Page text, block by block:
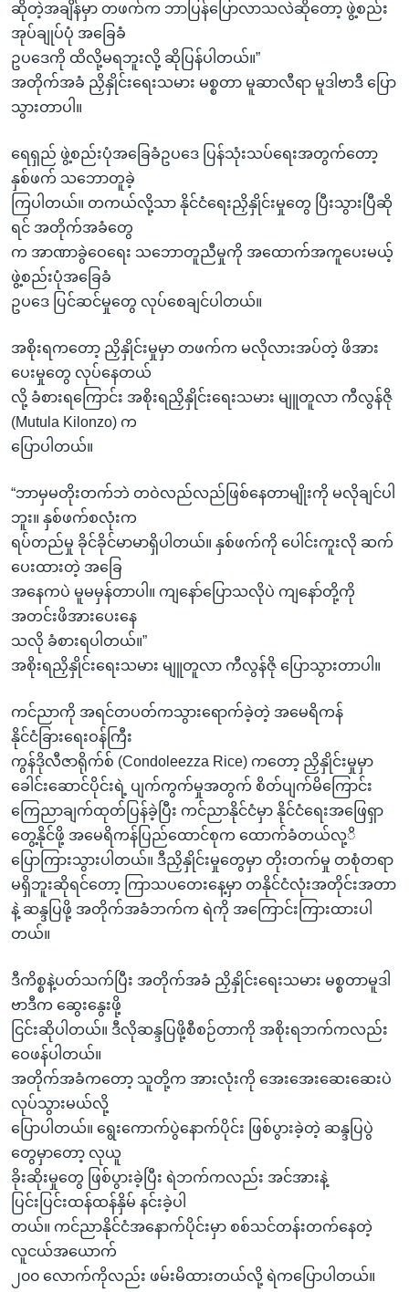
ဆိုတဲ့အချိန်မှာ တဖက်က ဘာပြန်ပြောလာသလဲဆိုတော့ ဖွဲ့စည်း
အုပ်ချုပ်ပုံ အခြေခံ
ဥပဒေကို ထိလို့မရဘူးလို့ ဆိုပြန်ပါတယ်။”
အတိုက်အခံ ညှိနှိုင်းရေးသမား မစ္စတာ မူဆာလီရာ မူဒါဗာဒီ ပြော
သွားတာပါ။
ရေရှည် ဖွဲ့စည်းပုံအခြေခံဥပဒေ ပြန်သုံးသပ်ရေးအတွက်တော့
နှစ်ဖက် သဘောတူခဲ့
ကြပါတယ်။ တကယ်လို့သာ နိုင်ငံရေးညှိနှိုင်းမှုတွေ ပြီးသွားပြီဆို
ရင် အတိုက်အခံတွေ
က အာဏာခွဲဝေရေး သဘောတူညီမှုကို အထောက်အကူပေးမယ့်
ဖွဲ့စည်းပုံအခြေခံ
ဥပဒေ ပြင်ဆင်မှုတွေ လုပ်စေချင်ပါတယ်။
အစိုးရကတော့ ညှိနှိုင်းမှုမှာ တဖက်က မလိုလားအပ်တဲ့ ဖိအား
ပေးမှုတွေ လုပ်နေတယ်
လို့ ခံစားရကြောင်း အစိုးရညှိနှိုင်းရေးသမား မျူတူလာ ကီလွန်ဇို
(Mutula Kilonzo) က
ပြောပါတယ်။
“ဘာမှမတိုးတက်ဘဲ တဝဲလည်လည်ဖြစ်နေတာမျိုးကို မလိုချင်ပါ
ဘူး။ နှစ်ဖက်စလုံးက
ရပ်တည်မှု ခိုင်ခိုင်မာမာရှိပါတယ်။ နှစ်ဖက်ကို ပေါင်းကူးလို ဆက်
ပေးထားတဲ့ အခြေ
အနေကပဲ မူမမှန်တာပါ။ ကျနော်ပြောသလိုပဲ ကျနော်တို့ကို
အတင်းဖိအားပေးနေ
သလို ခံစားရပါတယ်။”
အစိုးရညှိနှိုင်းရေးသမား မျူတူလာ ကီလွန်ဇို ပြောသွားတာပါ။
ကင်ညာကို အရင်တပတ်ကသွားရောက်ခဲ့တဲ့ အမေရိကန်
နိုင်ငံခြားရေးဝန်ကြီး
ကွန်ဒိုလီဇာရိုက်စ် (Condoleezza Rice) ကတော့ ညှိနှိုင်းမှုမှာ
ခေါင်းဆောင်ပိုင်းရဲ့ ပျက်ကွက်မှုအတွက် စိတ်ပျက်မိကြောင်း
ကြေညာချက်ထုတ်ပြန်ခဲ့ပြီး ကင်ညာနိုင်ငံမှာ နိုင်ငံရေးအဖြေရှာ
တွေ့နိုင်ဖို့ အမေရိကန်ပြည်ထောင်စုက ထောက်ခံတယ်လု့ိ
ပြောကြားသွားပါတယ်။ ဒီညှိနှိုင်းမှုတွေမှာ တိုးတက်မှု တစုံတရာ
မရှိဘူးဆိုရင်တော့ ကြာသပတေးနေ့မှာ တနိုင်ငံလုံးအတိုင်းအတာ
နဲ့ ဆန္ဒပြဖို့ အတိုက်အခံဘက်က ရဲကို အကြောင်းကြားထားပါ
တယ်။
ဒီကိစ္စနဲ့ပတ်သက်ပြီး အတိုက်အခံ ညှိနှိုင်းရေးသမား မစ္စတာမူဒါ
ဗာဒီက ဆွေးနွေးဖို့
ငြင်းဆိုပါတယ်။ ဒီလိုဆန္ဒပြဖို့စီစဉ်တာကို အစိုးရဘက်ကလည်း
ဝေဖန်ပါတယ်။
အတိုက်အခံကတော့ သူတို့က အားလုံးကို အေးအေးဆေးဆေးပဲ
လုပ်သွားမယ်လို့
ပြောပါတယ်။ ရွေးကောက်ပွဲနောက်ပိုင်း ဖြစ်ပွားခဲ့တဲ့ ဆန္ဒပြပွဲ
တွေမှာတော့ လုယူ
ခိုးဆိုးမှုတွေ ဖြစ်ပွားခဲ့ပြီး ရဲဘက်ကလည်း အင်အားနဲ့
ပြင်းပြင်းထန်ထန်နှိမ် နင်းခဲ့ပါ
တယ်။ ကင်ညာနိုင်ငံအနောက်ပိုင်းမှာ စစ်သင်တန်းတက်နေတဲ့
လူငယ်အယောက်
၂၀၀ လောက်ကိုလည်း ဖမ်းမိထားတယ်လို့ ရဲကပြောပါတယ်။